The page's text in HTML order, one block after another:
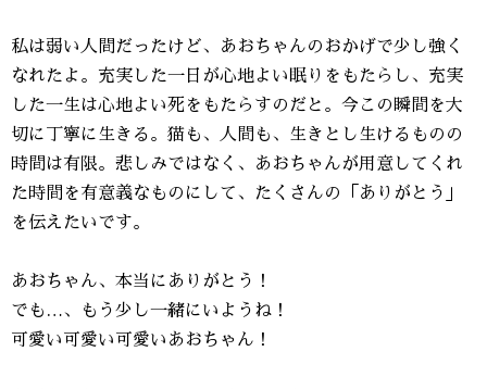
私は弱い人間だったけど、あおちゃんのおかげで少し強く
なれたよ。充実した一日が心地よい眠りをもたらし、充実
した一生は心地よい死をもたらすのだと。今この瞬間を大
切に丁寧に生きる。猫も、人間も、生きとし生けるものの
時間は有限。悲しみではなく、あおちゃんが用意してくれ
た時間を有意義なものにして、たくさんの「ありがとう」
を伝えたいです。
あおちゃん、本当にありがとう！
でも…、もう少し一緒にいようね！
可愛い可愛い可愛いあおちゃん！